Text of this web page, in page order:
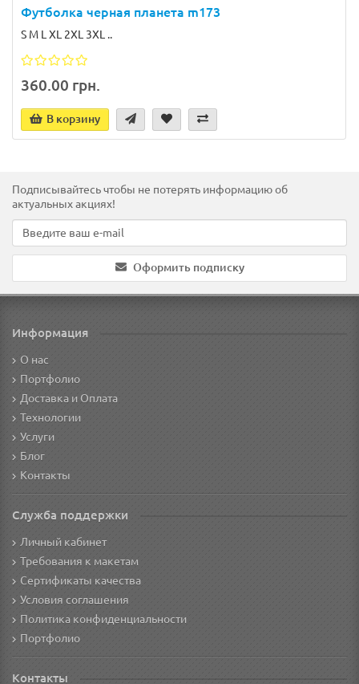
Футболка черная планета m173
S M L XL 2XL 3XL ..
360.00 грн.
В корзину
Подписывайтесь чтобы не потерять информацию об
актуальных акциях!
Оформить подписку
Информация
О нас
Портфолио
Доставка и Оплата
Технологии
Услуги
Блог
Контакты
Служба поддержки
Личный кабинет
Требования к макетам
Сертификаты качества
Условия соглашения
Политика конфиденциальности
Портфолио
Контакты